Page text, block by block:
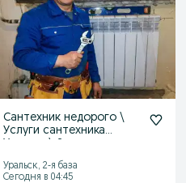
Сантехник недорого \
Услуги сантехника
Уральск, 2-я база
Сегодня в 04:45